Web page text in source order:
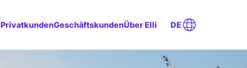
DE
PrivatkundenGeschäftskundenÜber Elli